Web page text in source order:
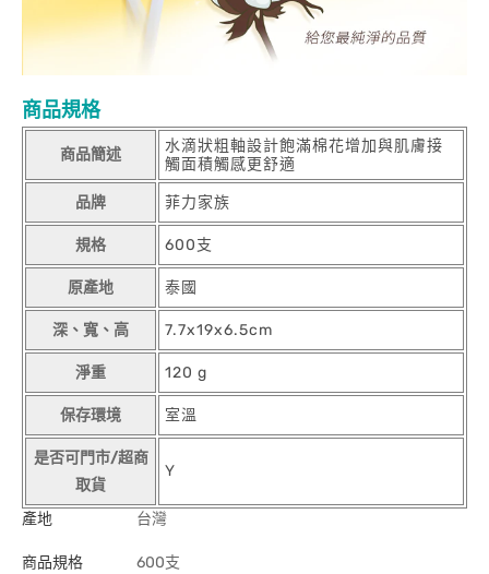
商品規格
商品簡述
水滴狀粗軸設計飽滿棉花增加與肌膚接
觸面積觸感更舒適
品牌 菲力家族
規格 600支
原產地 泰國
深、寬、高 7.7x19x6.5cm
淨重 120 g
保存環境 室溫
是否可門市/超商
取貨
Y
產地 台灣
商品規格 600支